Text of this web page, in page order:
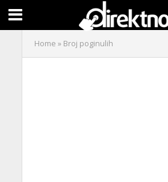
Home » Broj poginulih